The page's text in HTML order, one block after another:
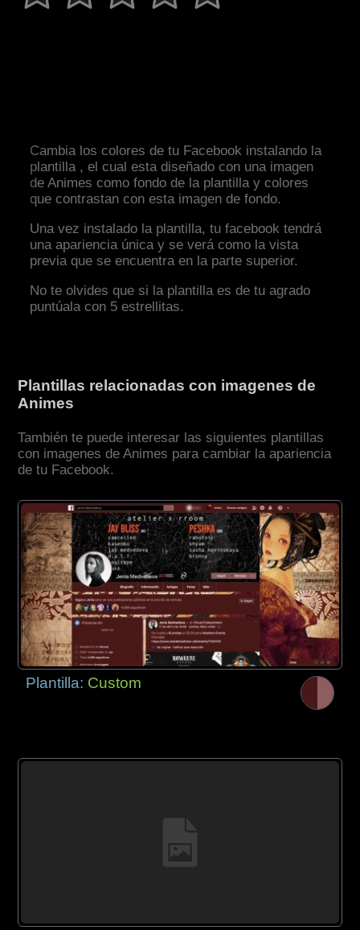
Cambia los colores de tu Facebook instalando la
plantilla , el cual esta diseñado con una imagen
de Animes como fondo de la plantilla y colores
que contrastan con esta imagen de fondo.
Una vez instalado la plantilla, tu facebook tendrá
una apariencia única y se verá como la vista
previa que se encuentra en la parte superior.
No te olvides que si la plantilla es de tu agrado
puntúala con 5 estrellitas.
Plantillas relacionadas con imagenes de
Animes
También te puede interesar las siguientes plantillas
con imagenes de Animes para cambiar la apariencia
de tu Facebook.
Plantilla: Custom